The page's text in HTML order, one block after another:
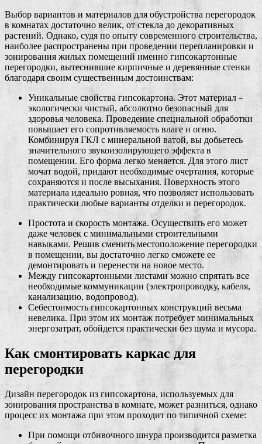
Выбор вариантов и материалов для обустройства перегородок
в комнатах достаточно велик, от стекла до декоративных
растений. Однако, судя по опыту современного строительства,
наиболее распространены при проведении перепланировки и
зонирования жилых помещений именно гипсокартонные
перегородки, вытеснившие кирпичные и деревянные стенки
благодаря своим существенным достоинствам:
Уникальные свойства гипсокартона. Этот материал –
экологически чистый, абсолютно безопасный для
здоровья человека. Проведение специальной обработки
повышает его сопротивляемость влаге и огню.
Комбинируя ГКЛ с минеральной ватой, вы добьетесь
значительного звукоизолирующего эффекта в
помещении. Его форма легко меняется. Для этого лист
мочат водой, придают необходимые очертания, которые
сохраняются и после высыхания. Поверхность этого
материала идеально ровная, что позволяет использовать
практически любые варианты отделки и перегородок.
Простота и скорость монтажа. Осуществить его может
даже человек с минимальными строительными
навыками. Решив сменить местоположение перегородки
в помещении, вы достаточно легко сможете ее
демонтировать и перенести на новое место.
Между гипсокартонными листами можно спрятать все
необходимые коммуникации (электропроводку, кабеля,
канализацию, водопровод).
Себестоимость гипсокартонных конструкций весьма
невелика. При этом их монтаж потребует минимальных
энергозатрат, обойдется практически без шума и мусора.
Как смонтировать каркас для
перегородки
Дизайн перегородок из гипсокартона, используемых для
зонирования пространства в комнате, может разниться, однако
процесс их монтажа при этом проходит по типичной схеме:
При помощи отбивочного шнура производится разметка